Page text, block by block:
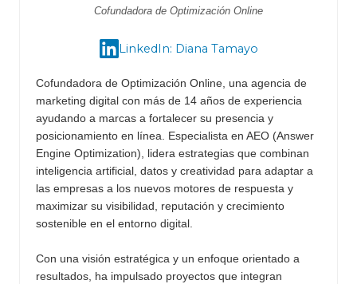
Cofundadora de Optimización Online
LinkedIn: Diana Tamayo
Cofundadora de Optimización Online, una agencia de
marketing digital con más de 14 años de experiencia
ayudando a marcas a fortalecer su presencia y
posicionamiento en línea. Especialista en AEO (Answer
Engine Optimization), lidera estrategias que combinan
inteligencia artificial, datos y creatividad para adaptar a
las empresas a los nuevos motores de respuesta y
maximizar su visibilidad, reputación y crecimiento
sostenible en el entorno digital.
Con una visión estratégica y un enfoque orientado a
resultados, ha impulsado proyectos que integran